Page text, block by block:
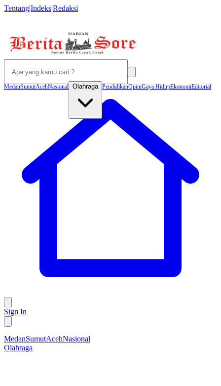
Tentang|Indeks|Redaksi
MedanSumutAcehNasional Olahraga PendidikanOpiniGaya HidupEkonomiEditorial
Sign In
MedanSumutAcehNasional
Olahraga